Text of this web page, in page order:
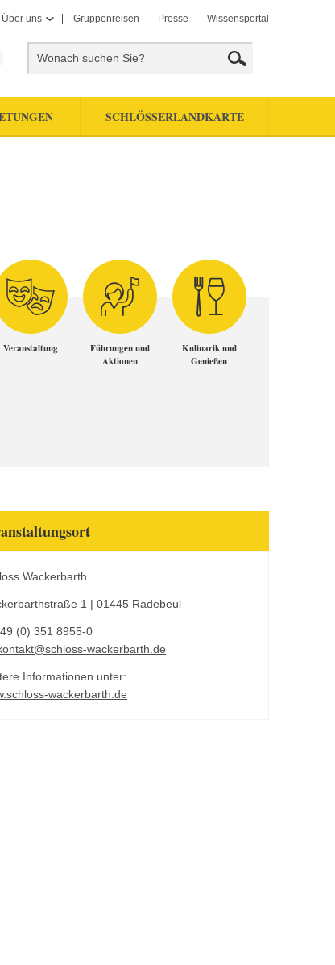
Über uns Gruppenreisen Presse Wissensportal
SCHLÖSSERLANDKARTE
Veranstaltung
Führungen und
Aktionen
Kulinarik und
Genießen
Wackerbarth
1 | 01445 Radebeul
(0) 351 8955-0
wackerbarth.de
Informationen unter:
wackerbarth.de